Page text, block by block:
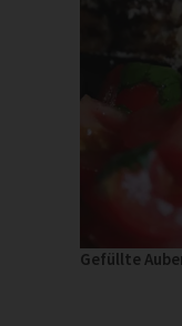
Gefüllte